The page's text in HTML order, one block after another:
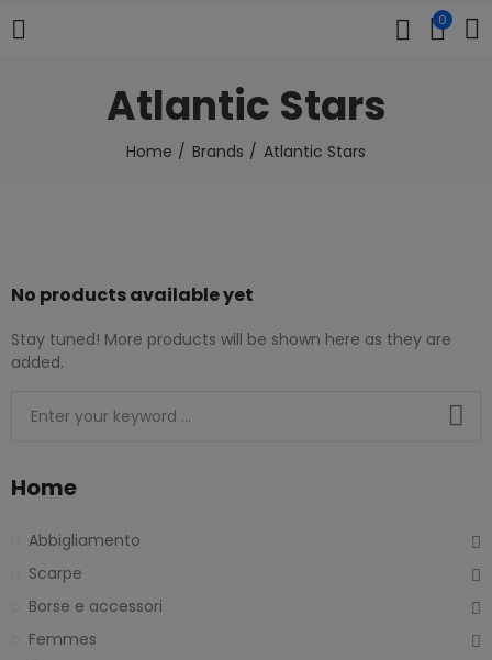
0
Atlantic Stars
Home Brands Atlantic Stars
No products available yet
Stay tuned! More products will be shown here as they are
added.
Home
Abbigliamento
Scarpe
Borse e accessori
Femmes